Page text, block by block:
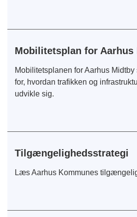
Mobilitetsplan for Aarhus
Mobilitetsplanen for Aarhus
for, hvordan trafikken og
udvikle sig.
Tilgængelighedsstrategi
Læs Aarhus Kommunes